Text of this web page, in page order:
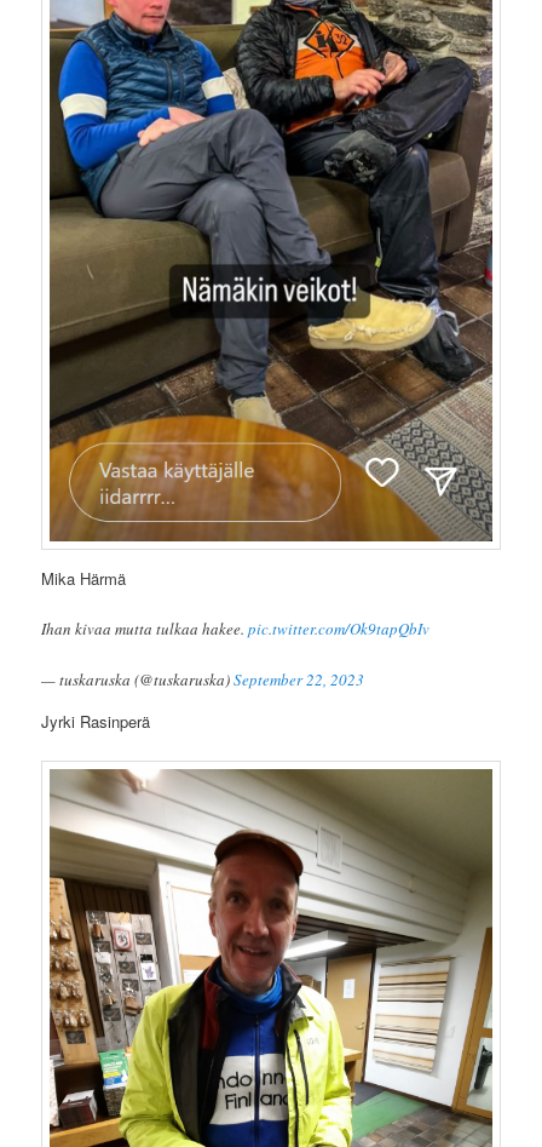
Mika Härmä
Ihan kivaa mutta tulkaa hakee.pic.twitter.com/Ok9tapQbIv
— tuskaruska (@tuskaruska)September 22, 2023
Jyrki Rasinperä